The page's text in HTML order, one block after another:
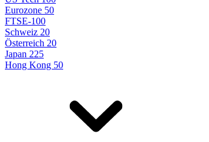
Eurozone 50
FTSE-100
Schweiz 20
Österreich 20
Japan 225
Hong Kong 50